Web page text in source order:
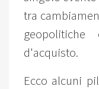
tra
d'acquisto.
Ecco alcuni